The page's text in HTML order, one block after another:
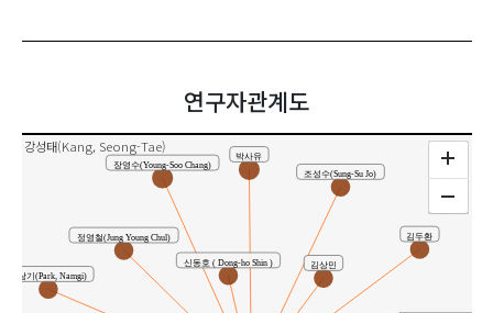
연구자관계도
강성태(Kang, Seong-Tae)
김두환
김상민
박남기(Park, Namgi)
박사유
신동호 ( Dong-ho Shin )
장영수(Young-Soo Chang)
정영철(Jung Young Chul)
조성수(Sung-Su Jo)